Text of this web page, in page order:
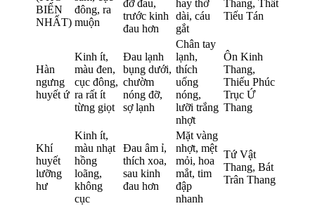
BIẾN
NHẤT)
đông, ra
muộn
đỡ đau,
trước kinh
đau hơn
hay thở
dài, cáu
gắt
Thang, Thất
Tiếu Tán
Hàn
ngưng
huyết ứ
Kinh ít,
màu đen,
cục đông,
ra rất ít
từng giọt
Đau lạnh
bụng dưới,
chườm
nóng đỡ,
sợ lạnh
Chân tay
lạnh,
thích
uống
nóng,
lưỡi trắng
nhợt
Ôn Kinh
Thang,
Thiếu Phúc
Trục Ứ
Thang
Khí
huyết
lưỡng
hư
Kinh ít,
màu nhạt
hồng
loãng,
không
cục
Đau âm ỉ,
thích xoa,
sau kinh
đau hơn
Mặt vàng
nhợt, mệt
mỏi, hoa
mắt, tim
đập
nhanh
Tứ Vật
Thang, Bát
Trân Thang